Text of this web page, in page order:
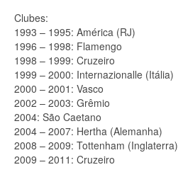
Clubes:
1993 – 1995: América (RJ)
1996 – 1998: Flamengo
1998 – 1999: Cruzeiro
1999 – 2000: Internazionalle (Itália)
2000 – 2001: Vasco
2002 – 2003: Grêmio
2004: São Caetano
2004 – 2007: Hertha (Alemanha)
2008 – 2009: Tottenham (Inglaterra)
2009 – 2011: Cruzeiro